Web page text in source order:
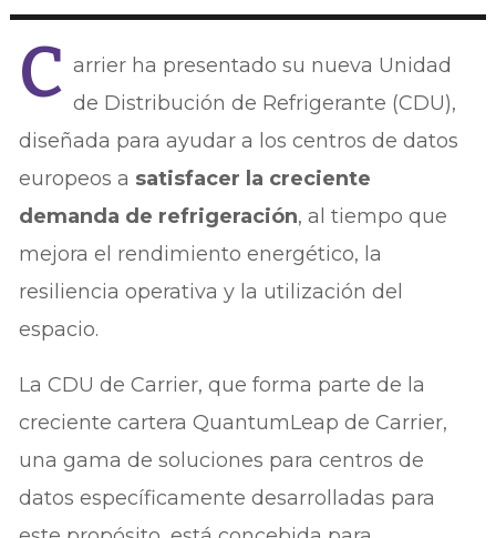
C arrier ha presentado su nueva Unidad
de Distribución de Refrigerante (CDU),
diseñada para ayudar a los centros de datos
europeos a satisfacer la creciente
demanda de refrigeración, al tiempo que
mejora el rendimiento energético, la
resiliencia operativa y la utilización del
espacio.
La CDU de Carrier, que forma parte de la
creciente cartera QuantumLeap de Carrier,
una gama de soluciones para centros de
datos específicamente desarrolladas para